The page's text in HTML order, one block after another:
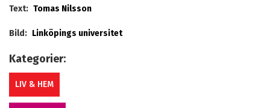
Text: Tomas Nilsson
Bild: Linköpings universitet
Kategorier:
LIV & HEM